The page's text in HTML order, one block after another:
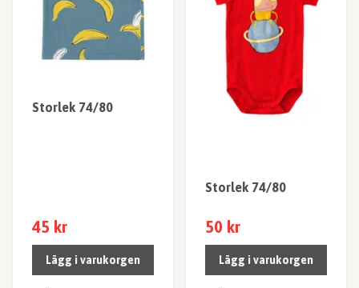
Storlek 74/80
45 kr
Lägg i varukorgen
Storlek 74/80
50 kr
Lägg i varukorgen